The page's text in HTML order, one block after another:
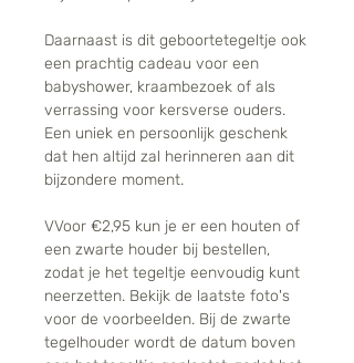
Daarnaast is dit geboortetegeltje ook
een prachtig cadeau voor een
babyshower, kraambezoek of als
verrassing voor kersverse ouders.
Een uniek en persoonlijk geschenk
dat hen altijd zal herinneren aan dit
bijzondere moment.
VVoor €2,95 kun je er een houten of
een zwarte houder bij bestellen,
zodat je het tegeltje eenvoudig kunt
neerzetten. Bekijk de laatste foto's
voor de voorbeelden. Bij de zwarte
tegelhouder wordt de datum boven